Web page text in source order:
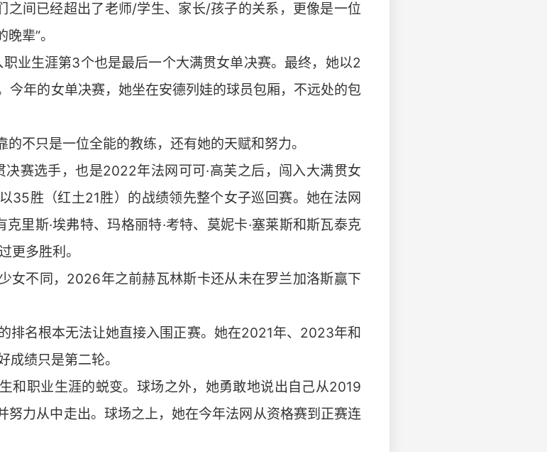
之间已经超出了老师/学生、家长/孩子的关系，更像是一位
辈”。
业生涯第3个也是最后一个大满贯女单决赛。最终，她以2
今年的女单决赛，她坐在安德列娃的球员包厢，不远处的包
不只是一位全能的教练，还有她的天赋和努力。
赛选手，也是2022年法网可可·高芙之后，闯入大满贯女
35胜（红土21胜）的战绩领先整个女子巡回赛。她在法网
里斯·埃弗特、玛格丽特·考特、莫妮卡·塞莱斯和斯瓦泰克
更多胜利。
女不同，2026年之前赫瓦林斯卡还从未在罗兰加洛斯赢下
排名根本无法让她直接入围正赛。她在2021年、2023年和
绩只是第二轮。
和职业生涯的蜕变。球场之外，她勇敢地说出自己从2019
努力从中走出。球场之上，她在今年法网从资格赛到正赛连